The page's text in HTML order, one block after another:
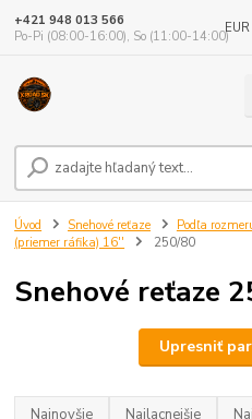
EUR
+421 948 013 566
Po-Pi (08:00-16:00), So (11:00-14:00)
Úvod Snehové reťaze
Podľa
(priemer ráfika) 16''
250/80
Snehové reťaze
Upresniť
Najnovšie Najlacnejšie